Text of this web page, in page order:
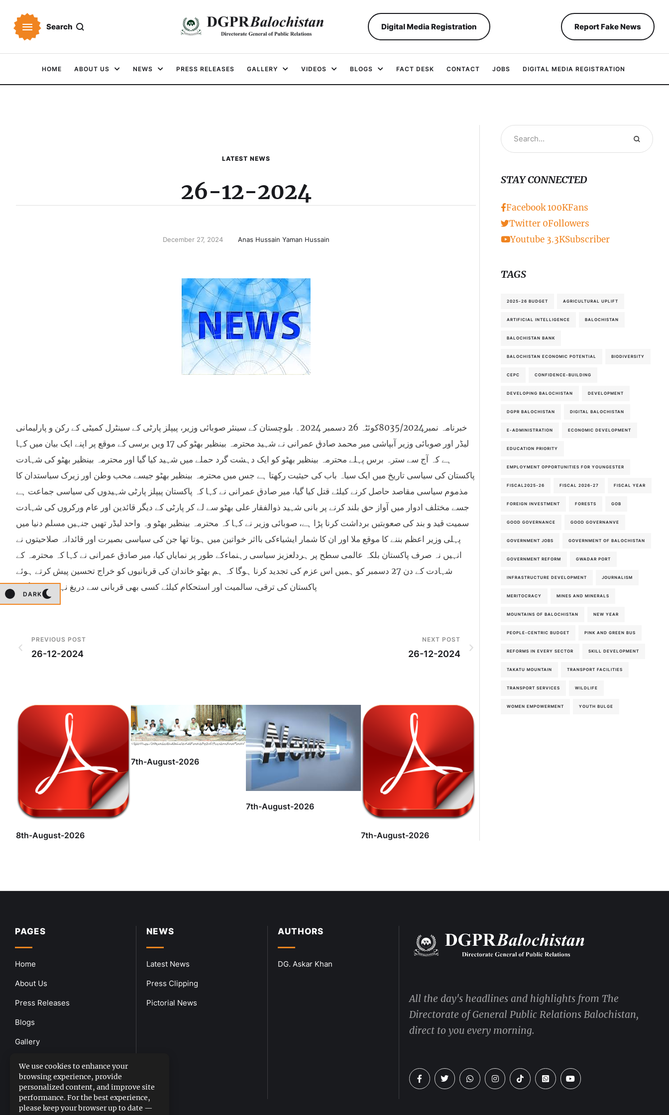
Search Digital Media Registration Report Fake News
DARK
HOME ABOUT US NEWS PRESS RELEASES GALLERY VIDEOS BLOGS FACT DESK CONTACT JOBS DIGITAL MEDIA REGISTRATION
LATEST NEWS
26-12-2024
December 27, 2024 Anas Hussain Yaman Hussain
خبرنامہ نمبر8035/2024کوئٹہ 26 دسمبر 2024۔ بلوچستان کے سینئر صوبائی وزیر، پیپلز پارٹی کے سینٹرل کمیٹی کے رکن و پارلیمانی
لیڈر اور صوبائی وزیر آبپاشی میر محمد صادق عمرانی نے شہید محترمہ بینظیر بھٹو کی 17 ویں برسی کے موقع پر اپنے ایک بیان میں کہا
ہے کہ آج سے سترہ برس پہلے محترمہ بینظیر بھٹو کو ایک دہشت گرد حملے میں شہید کیا گیا اور محترمہ بینظیر بھٹو کی شہادت
پاکستان کی سیاسی تاریخ میں ایک سیاہ باب کی حیثیت رکھتا ہے جس میں محترمہ بینظیر بھٹو جیسے محب وطن اور زیرک سیاستدان کا
مذموم سیاسی مقاصد حاصل کرنے کیلئے قتل کیا گیا، میر صادق عمرانی نے کہا کہ پاکستان پیپلز پارٹی شہیدوں کی سیاسی جماعت ہے
جسے مختلف ادوار میں آواز حق بلند کرنے پر بانی شہید ذوالفقار علی بھٹو سے لے کر پارٹی کے دیگر قائدین اور عام ورکروں کی شہادت
سمیت قید و بند کی صعوبتیں برداشت کرنا پڑا ہے، صوبائی وزیر نے کہا کہ محترمہ بینظیر بھٹو وہ واحد لیڈر تھیں جنہیں مسلم دنیا میں
پہلی وزیر اعظم بننے کا موقع ملا اور ان کا شمار ایشیاءکی بااثر خواتین میں ہوتا تھا جن کی سیاسی بصیرت اور قائدانہ صلاحیتوں نے
انہیں نہ صرف پاکستان بلکہ عالمی سطح پر ہردلعزیز سیاسی رہنماءکے طور پر نمایاں کیا، میر صادق عمرانی نے کہا کہ محترمہ کے
شہادت کے دن 27 دسمبر کو ہمیں اس عزم کی تجدید کرنا ہوگا کہ ہم بھٹو خاندان کی قربانیوں کو خراج تحسین پیش کرتے ہوئے
پاکستان کی ترقی، سالمیت اور استحکام کیلئے کسی بھی قربانی سے دریغ نہیں کریں گے۔
PREVIOUS POST
26-12-2024
NEXT POST
26-12-2024
8th-August-2026
7th-August-2026
7th-August-2026
7th-August-2026
STAY CONNECTED
Facebook100KFans
Twitter 0Followers
Youtube 3.3KSubscriber
TAGS
2025-26 BUDGET AGRICULTURAL UPLIFT
ARTIFICIAL INTELLIGENCE BALOCHISTAN
BALOCHISTAN BANK
BALOCHISTAN ECONOMIC POTENTIAL BIODIVERSITY
CEPC CONFIDENCE-BUILDING
DEVELOPING BALOCHISTAN DEVELOPMENT
DGPR BALOCHISTAN DIGITAL BALOCHISTAN
E-ADMINISTRATION ECONOMIC DEVELOPMENT
EDUCATION PRIORITY
EMPLOYMENT OPPORTUNITIES FOR YOUNGESTER
FISCAL2025-26 FISCAL 2026-27 FISCAL YEAR
FOREIGN INVESTMENT FORESTS GOB
GOOD GOVERNANCE GOOD GOVERNANVE
GOVERNMENT JOBS GOVERNMENT OF BALOCHISTAN
GOVERNMENT REFORM GWADAR PORT
INFRASTRUCTURE DEVELOPMENT JOURNALISM
MERITOCRACY MINES AND MINERALS
MOUNTAINS OF BALOCHISTAN NEW YEAR
PEOPLE-CENTRIC BUDGET PINK AND GREEN BUS
REFORMS IN EVERY SECTOR SKILL DEVELOPMENT
TAKATU MOUNTAIN TRANSPORT FACILITIES
TRANSPORT SERVICES WILDLIFE
WOMEN EMPOWERMENT YOUTH BULGE
PAGES
Home
About Us
Press Releases
Blogs
Gallery
Contact Us
NEWS
Latest News
Press Clipping
Pictorial News
AUTHORS
DG. Askar Khan
All the day's headlines and highlights from The
Directorate of General Public Relations Balochistan,
direct to you every morning.
We use cookies to enhance your
browsing experience, provide
personalized content, and improve site
performance. For the best experience,
please keep your browser up to date —